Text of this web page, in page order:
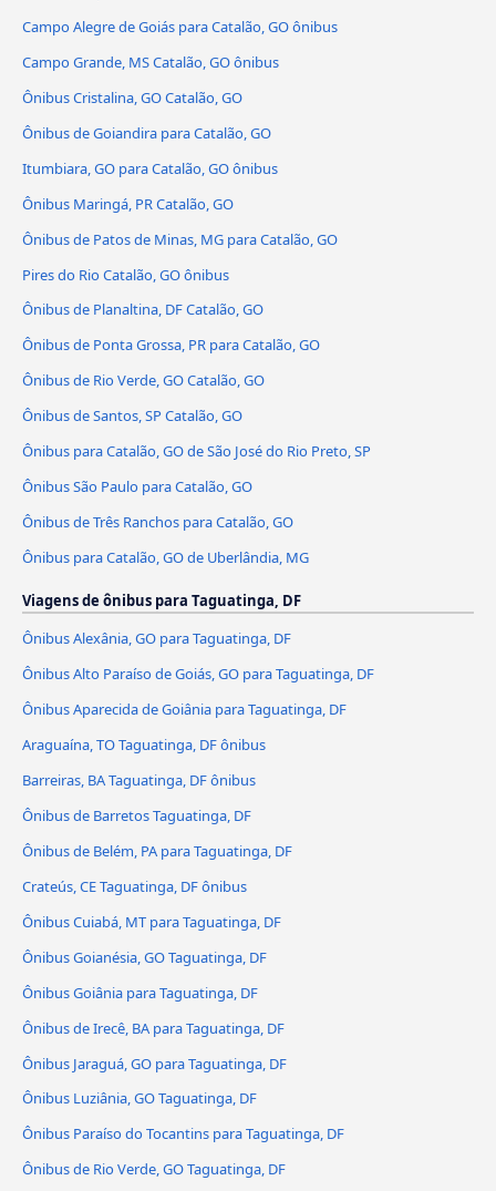
Campo Alegre de Goiás para Catalão, GO ônibus
Campo Grande, MS Catalão, GO ônibus
Ônibus Cristalina, GO Catalão, GO
Ônibus de Goiandira para Catalão, GO
Itumbiara, GO para Catalão, GO ônibus
Ônibus Maringá, PR Catalão, GO
Ônibus de Patos de Minas, MG para Catalão, GO
Pires do Rio Catalão, GO ônibus
Ônibus de Planaltina, DF Catalão, GO
Ônibus de Ponta Grossa, PR para Catalão, GO
Ônibus de Rio Verde, GO Catalão, GO
Ônibus de Santos, SP Catalão, GO
Ônibus para Catalão, GO de São José do Rio Preto, SP
Ônibus São Paulo para Catalão, GO
Ônibus de Três Ranchos para Catalão, GO
Ônibus para Catalão, GO de Uberlândia, MG
Viagens de ônibus para Taguatinga, DF
Ônibus Alexânia, GO para Taguatinga, DF
Ônibus Alto Paraíso de Goiás, GO para Taguatinga, DF
Ônibus Aparecida de Goiânia para Taguatinga, DF
Araguaína, TO Taguatinga, DF ônibus
Barreiras, BA Taguatinga, DF ônibus
Ônibus de Barretos Taguatinga, DF
Ônibus de Belém, PA para Taguatinga, DF
Crateús, CE Taguatinga, DF ônibus
Ônibus Cuiabá, MT para Taguatinga, DF
Ônibus Goianésia, GO Taguatinga, DF
Ônibus Goiânia para Taguatinga, DF
Ônibus de Irecê, BA para Taguatinga, DF
Ônibus Jaraguá, GO para Taguatinga, DF
Ônibus Luziânia, GO Taguatinga, DF
Ônibus Paraíso do Tocantins para Taguatinga, DF
Ônibus de Rio Verde, GO Taguatinga, DF